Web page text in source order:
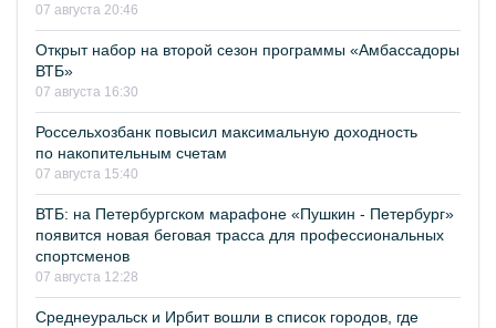
07 августа 20:46
Открыт набор на второй сезон программы «Амбассадоры
ВТБ»
07 августа 16:30
Россельхозбанк повысил максимальную доходность
по накопительным счетам
07 августа 15:40
ВТБ: на Петербургском марафоне «Пушкин - Петербург»
появится новая беговая трасса для профессиональных
спортсменов
07 августа 12:28
Среднеуральск и Ирбит вошли в список городов, где